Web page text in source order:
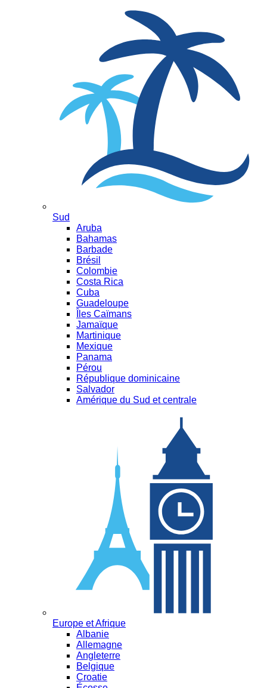
Sud
Aruba
Bahamas
Barbade
Brésil
Colombie
Costa Rica
Cuba
Guadeloupe
Îles Caïmans
Jamaïque
Martinique
Mexique
Panama
Pérou
République dominicaine
Salvador
Amérique du Sud et centrale
Europe et Afrique
Albanie
Allemagne
Angleterre
Belgique
Croatie